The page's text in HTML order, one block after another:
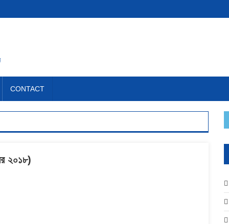
CONTACT
২০১৮)